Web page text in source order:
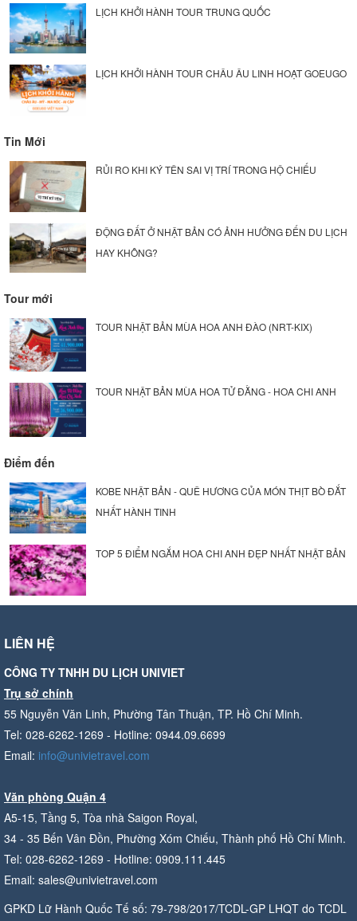
LỊCH KHỞI HÀNH TOUR TRUNG QUỐC
LỊCH KHỞI HÀNH TOUR CHÂU ÂU LINH HOẠT GOEUGO
Tin Mới
RỦI RO KHI KÝ TÊN SAI VỊ TRÍ TRONG HỘ CHIẾU
ĐỘNG ĐẤT Ở NHẬT BẢN CÓ ẢNH HƯỞNG ĐẾN DU LỊCH
HAY KHÔNG?
Tour mới
TOUR NHẬT BẢN MÙA HOA ANH ĐÀO (NRT-KIX)
TOUR NHẬT BẢN MÙA HOA TỬ ĐẰNG - HOA CHI ANH
Điểm đến
KOBE NHẬT BẢN - QUÊ HƯƠNG CỦA MÓN THỊT BÒ ĐẮT
NHẤT HÀNH TINH
TOP 5 ĐIỂM NGẮM HOA CHI ANH ĐẸP NHẤT NHẬT BẢN
LIÊN HỆ
CÔNG TY TNHH DU LỊCH UNIVIET
Trụ sở chính
55 Nguyễn Văn Linh, Phường Tân Thuận, TP. Hồ Chí Minh.
Tel: 028-6262-1269 - Hotline: 0944.09.6699
Email: info@univietravel.com
Văn phòng Quận 4
A5-15, Tầng 5, Tòa nhà Saigon Royal,
34 - 35 Bến Vân Đồn, Phường Xóm Chiếu, Thành phố Hồ Chí Minh.
Tel: 028-6262-1269 - Hotline: 0909.111.445
Email: sales@univietravel.com
GPKD Lữ Hành Quốc Tế số: 79-798/2017/TCDL-GP LHQT do TCDL